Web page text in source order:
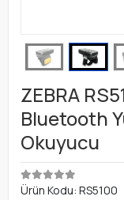
ZEBRA
Bluetooth
Okuyucu
Ürün Kodu: RS5100